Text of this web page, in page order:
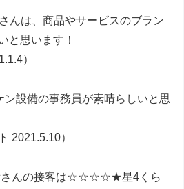
んは、商品やサービスのブラン
と思います！
）
ン設備の事務員が素晴らしいと思
2021.5.10）
さんの接客は☆☆☆☆★星4くら